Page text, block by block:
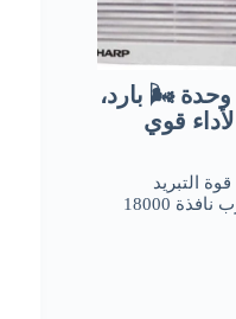
مكيف شارب نافذة 18000 وحدة 🌬️ بارد،
قوي
التبريد
والكفاءة الطاقوية، فإن مكيف شارب نافذة 18000